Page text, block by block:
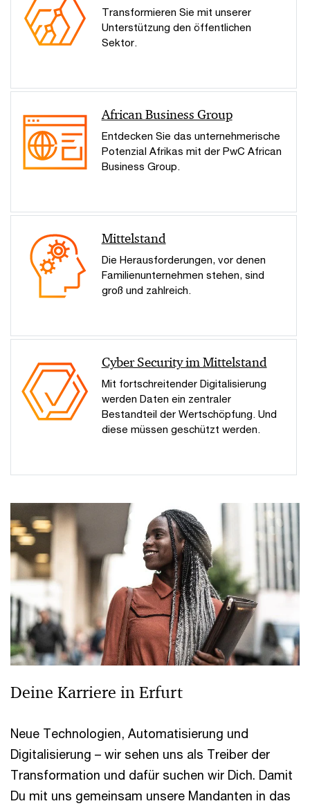
Transformieren Sie mit unserer
Unterstützung den öffentlichen
Sektor.
African Business Group
Entdecken Sie das unternehmerische
Potenzial Afrikas mit der PwC African
Business Group.
Mittelstand
Die Herausforderungen, vor denen
Familienunternehmen stehen, sind
groß und zahlreich.
Cyber Security im Mittelstand
Mit fortschreitender Digitalisierung
werden Daten ein zentraler
Bestandteil der Wertschöpfung. Und
diese müssen geschützt werden.
Deine Karriere in Erfurt
Neue Technologien, Automatisierung und
Digitalisierung – wir sehen uns als Treiber der
Transformation und dafür suchen wir Dich. Damit
Du mit uns gemeinsam unsere Mandanten in das